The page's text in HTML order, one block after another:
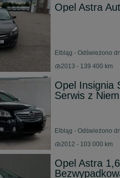
Opel Astra
Elbląg - Odświeżono
2013 - 139 400 km
Opel Insignia
Serwis z
Elbląg - Odświeżono
2012 - 103 000 km
Opel Astra